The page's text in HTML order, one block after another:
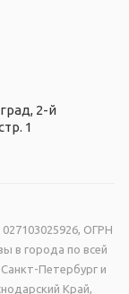
2-й
1
ОГРН
в города по всей
Петербург и
Край,